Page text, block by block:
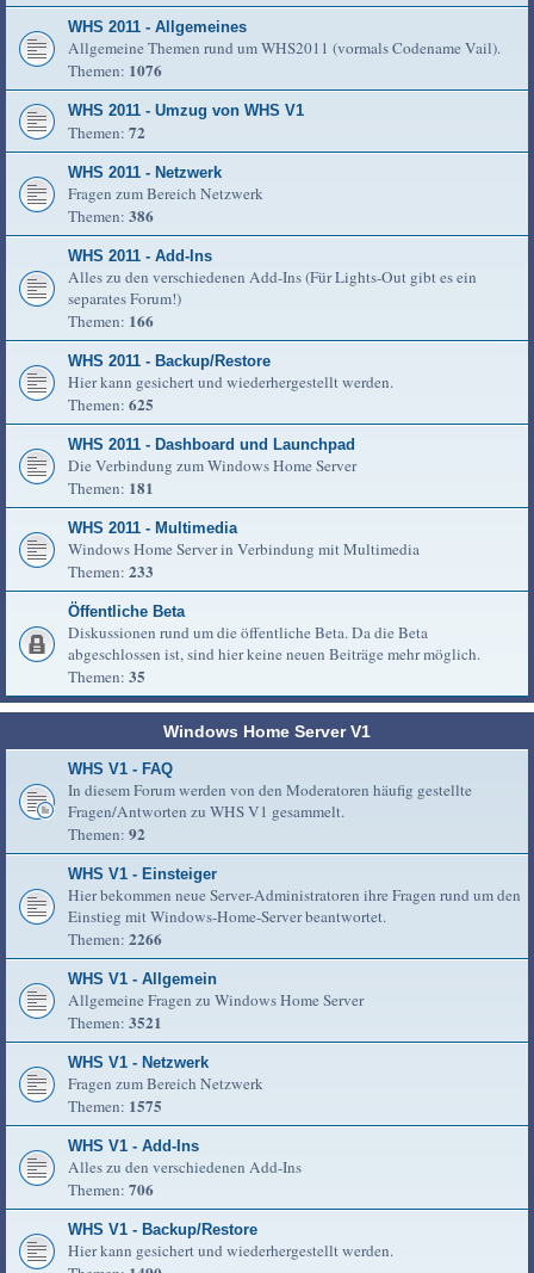
WHS 2011 - Allgemeines
Allgemeine Themen rund um WHS2011 (vormals Codename Vail).
Themen: 1076
WHS 2011 - Umzug von WHS V1
Themen: 72
WHS 2011 - Netzwerk
Fragen zum Bereich Netzwerk
Themen: 386
WHS 2011 - Add-Ins
Alles zu den verschiedenen Add-Ins (Für Lights-Out gibt es ein
separates Forum!)
Themen: 166
WHS 2011 - Backup/Restore
Hier kann gesichert und wiederhergestellt werden.
Themen: 625
WHS 2011 - Dashboard und Launchpad
Die Verbindung zum Windows Home Server
Themen: 181
WHS 2011 - Multimedia
Windows Home Server in Verbindung mit Multimedia
Themen: 233
Öffentliche Beta
Diskussionen rund um die öffentliche Beta. Da die Beta
abgeschlossen ist, sind hier keine neuen Beiträge mehr möglich.
Themen: 35
Windows Home Server V1
WHS V1 - FAQ
In diesem Forum werden von den Moderatoren häufig gestellte
Fragen/Antworten zu WHS V1 gesammelt.
Themen: 92
WHS V1 - Einsteiger
Hier bekommen neue Server-Administratoren ihre Fragen rund um den
Einstieg mit Windows-Home-Server beantwortet.
Themen: 2266
WHS V1 - Allgemein
Allgemeine Fragen zu Windows Home Server
Themen: 3521
WHS V1 - Netzwerk
Fragen zum Bereich Netzwerk
Themen: 1575
WHS V1 - Add-Ins
Alles zu den verschiedenen Add-Ins
Themen: 706
WHS V1 - Backup/Restore
Hier kann gesichert und wiederhergestellt werden.